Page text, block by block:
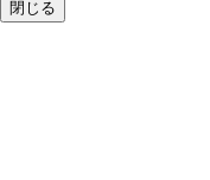
閉じる